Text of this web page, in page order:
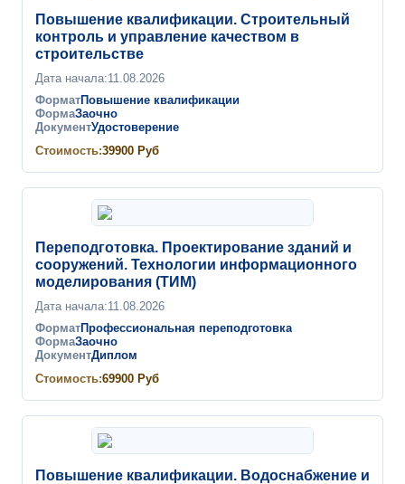
Повышение квалификации. Строительный
контроль и управление качеством в
строительстве
Дата начала:11.08.2026
ФорматПовышение квалификации
ФормаЗаочно
ДокументУдостоверение
Стоимость:39900 Руб
Переподготовка. Проектирование зданий и
сооружений. Технологии информационного
моделирования (ТИМ)
Дата начала:11.08.2026
ФорматПрофессиональная переподготовка
ФормаЗаочно
ДокументДиплом
Стоимость:69900 Руб
Повышение квалификации. Водоснабжение и